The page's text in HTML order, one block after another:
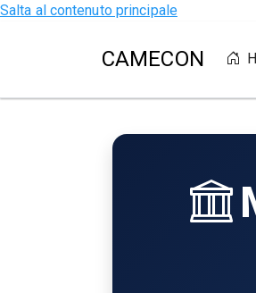
Salta al contenuto principale
CAMECON